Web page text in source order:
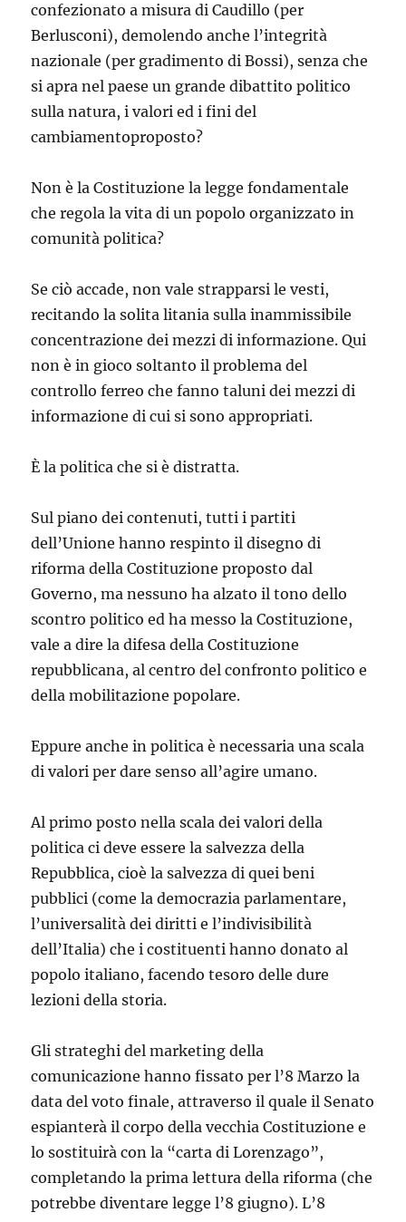
confezionato a misura di Caudillo (per
Berlusconi), demolendo anche l’integrità
nazionale (per gradimento di Bossi), senza che
si apra nel paese un grande dibattito politico
sulla natura, i valori ed i fini del
cambiamentoproposto?
Non è la Costituzione la legge fondamentale
che regola la vita di un popolo organizzato in
comunità politica?
Se ciò accade, non vale strapparsi le vesti,
recitando la solita litania sulla inammissibile
concentrazione dei mezzi di informazione. Qui
non è in gioco soltanto il problema del
controllo ferreo che fanno taluni dei mezzi di
informazione di cui si sono appropriati.
È la politica che si è distratta.
Sul piano dei contenuti, tutti i partiti
dell’Unione hanno respinto il disegno di
riforma della Costituzione proposto dal
Governo, ma nessuno ha alzato il tono dello
scontro politico ed ha messo la Costituzione,
vale a dire la difesa della Costituzione
repubblicana, al centro del confronto politico e
della mobilitazione popolare.
Eppure anche in politica è necessaria una scala
di valori per dare senso all’agire umano.
Al primo posto nella scala dei valori della
politica ci deve essere la salvezza della
Repubblica, cioè la salvezza di quei beni
pubblici (come la democrazia parlamentare,
l’universalità dei diritti e l’indivisibilità
dell’Italia) che i costituenti hanno donato al
popolo italiano, facendo tesoro delle dure
lezioni della storia.
Gli strateghi del marketing della
comunicazione hanno fissato per l’8 Marzo la
data del voto finale, attraverso il quale il Senato
espianterà il corpo della vecchia Costituzione e
lo sostituirà con la “carta di Lorenzago”,
completando la prima lettura della riforma (che
potrebbe diventare legge l’8 giugno). L’8